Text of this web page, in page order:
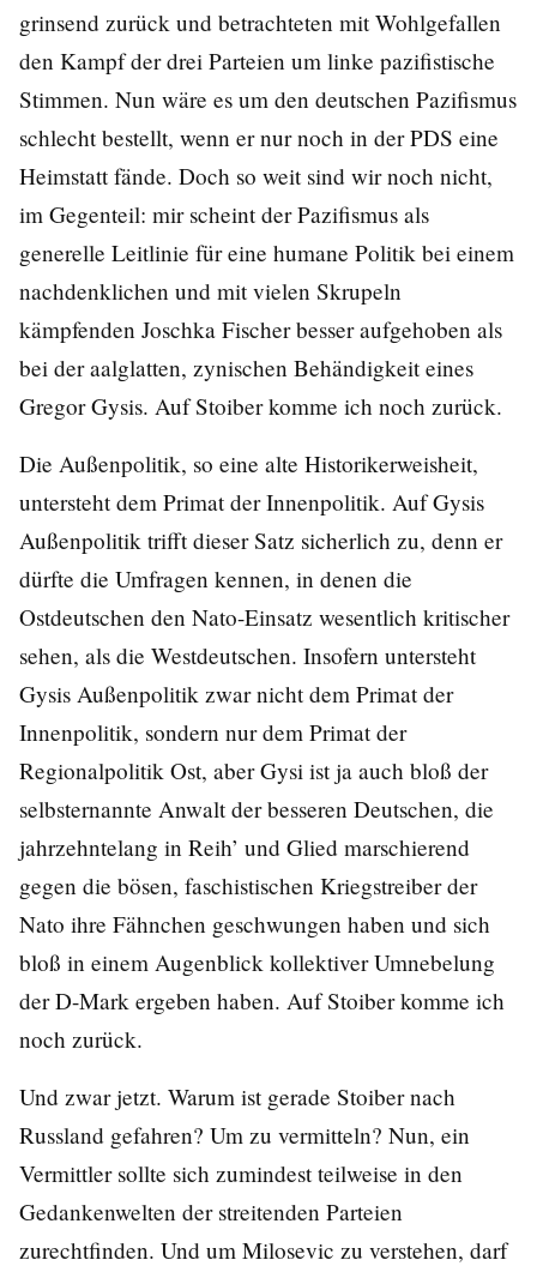
grinsend zurück und betrachteten mit Wohlgefallen
den Kampf der drei Parteien um linke pazifistische
Stimmen. Nun wäre es um den deutschen Pazifismus
schlecht bestellt, wenn er nur noch in der PDS eine
Heimstatt fände. Doch so weit sind wir noch nicht,
im Gegenteil: mir scheint der Pazifismus als
generelle Leitlinie für eine humane Politik bei einem
nachdenklichen und mit vielen Skrupeln
kämpfenden Joschka Fischer besser aufgehoben als
bei der aalglatten, zynischen Behändigkeit eines
Gregor Gysis. Auf Stoiber komme ich noch zurück.
Die Außenpolitik, so eine alte Historikerweisheit,
untersteht dem Primat der Innenpolitik. Auf Gysis
Außenpolitik trifft dieser Satz sicherlich zu, denn er
dürfte die Umfragen kennen, in denen die
Ostdeutschen den Nato-Einsatz wesentlich kritischer
sehen, als die Westdeutschen. Insofern untersteht
Gysis Außenpolitik zwar nicht dem Primat der
Innenpolitik, sondern nur dem Primat der
Regionalpolitik Ost, aber Gysi ist ja auch bloß der
selbsternannte Anwalt der besseren Deutschen, die
jahrzehntelang in Reih’ und Glied marschierend
gegen die bösen, faschistischen Kriegstreiber der
Nato ihre Fähnchen geschwungen haben und sich
bloß in einem Augenblick kollektiver Umnebelung
der D-Mark ergeben haben. Auf Stoiber komme ich
noch zurück.
Und zwar jetzt. Warum ist gerade Stoiber nach
Russland gefahren? Um zu vermitteln? Nun, ein
Vermittler sollte sich zumindest teilweise in den
Gedankenwelten der streitenden Parteien
zurechtfinden. Und um Milosevic zu verstehen, darf